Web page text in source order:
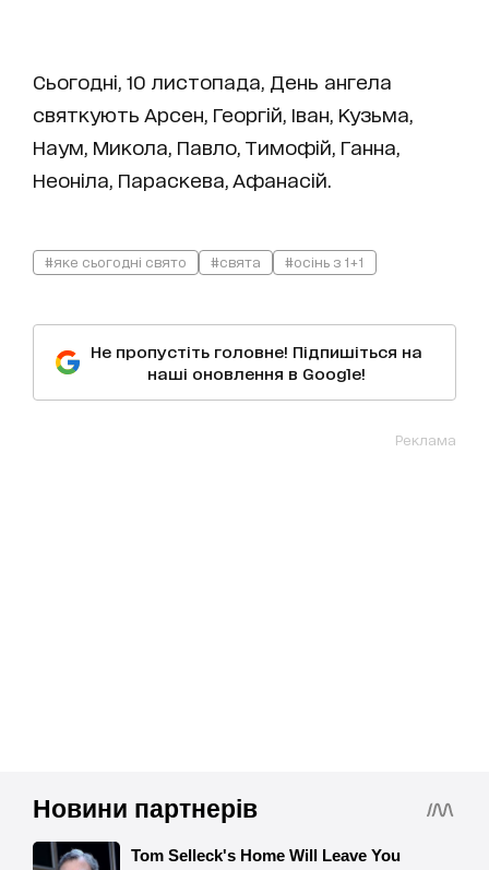
Сьогодні, 10 листопада, День ангела
святкують Арсен, Георгій, Іван, Кузьма,
Наум, Микола, Павло, Тимофій, Ганна,
Неоніла, Параскева, Афанасій.
#яке сьогодні свято #свята #осінь з 1+1
Не пропустіть головне! Підпишіться на
наші оновлення в Google!
Реклама